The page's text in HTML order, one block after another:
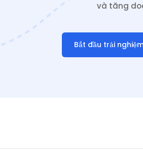
và tăng
Bắt đầu trải